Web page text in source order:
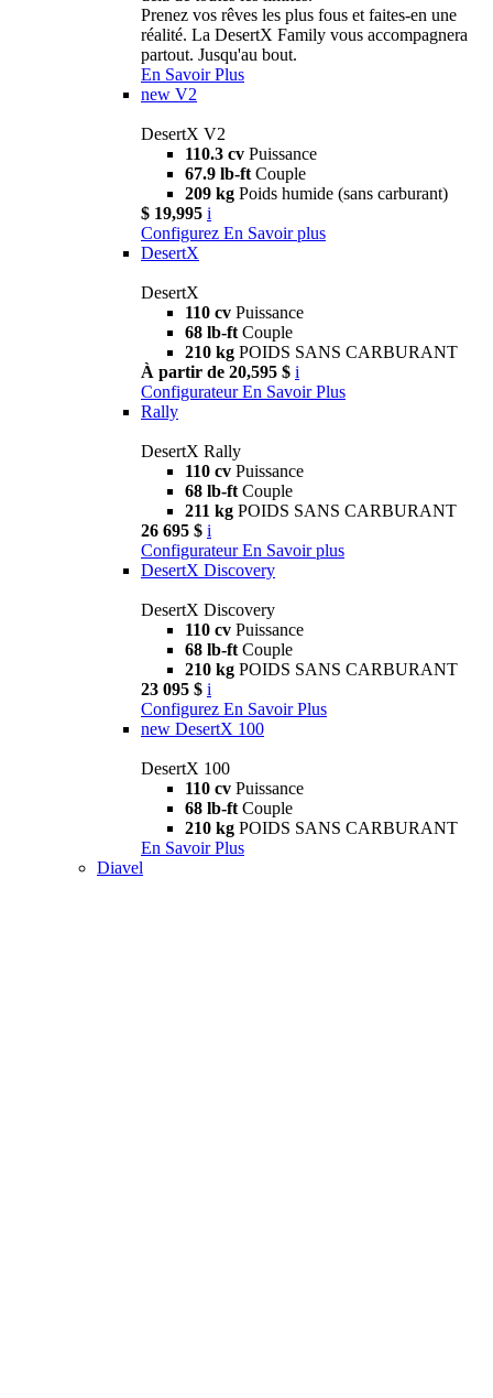
Prenez vos rêves les plus fous et faites-en une
réalité. La DesertX Family vous accompagnera
partout. Jusqu'au bout.
En Savoir Plus
new V2
DesertX V2
110.3 cv Puissance
67.9 lb-ft Couple
209 kg Poids humide (sans carburant)
$ 19,995 i
Configurez En Savoir plus
DesertX
DesertX
110 cv Puissance
68 lb-ft Couple
210 kg POIDS SANS CARBURANT
À partir de 20,595 $ i
Configurateur En Savoir Plus
Rally
DesertX Rally
110 cv Puissance
68 lb-ft Couple
211 kg POIDS SANS CARBURANT
26 695 $ i
Configurateur En Savoir plus
DesertX Discovery
DesertX Discovery
110 cv Puissance
68 lb-ft Couple
210 kg POIDS SANS CARBURANT
23 095 $ i
Configurez En Savoir Plus
new DesertX 100
DesertX 100
110 cv Puissance
68 lb-ft Couple
210 kg POIDS SANS CARBURANT
En Savoir Plus
Diavel